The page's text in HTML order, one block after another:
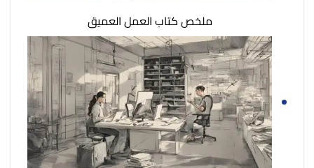
ملخص كتاب العمل العميق